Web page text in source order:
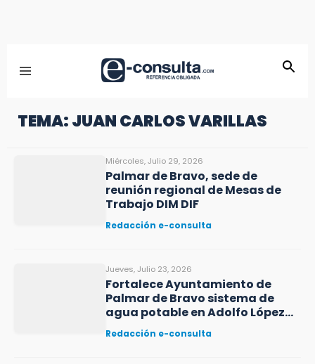
TEMA: JUAN CARLOS VARILLAS
Miércoles, Julio 29, 2026
Palmar de Bravo, sede de
reunión regional de Mesas de
Trabajo DIM DIF
Redacción e-consulta
Jueves, Julio 23, 2026
Fortalece Ayuntamiento de
Palmar de Bravo sistema de
agua potable en Adolfo López
Mateos
Redacción e-consulta